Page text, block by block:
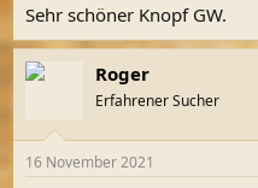
:
Sehr schöner Knopf GW.
Roger
Erfahrener Sucher
16 November 2021